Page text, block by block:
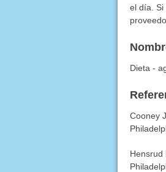
el día. Si
Dieta -
Cooney
Hensrud